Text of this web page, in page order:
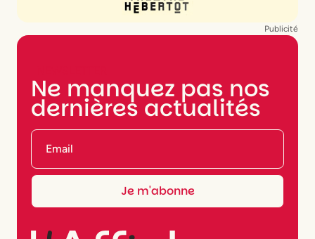
Publicité
Ne manquez pas nos
dernières actualités